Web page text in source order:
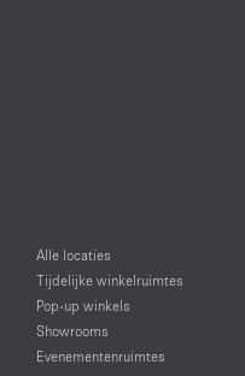
Alle locaties
Tijdelijke winkelruimtes
Pop-up winkels
Showrooms
Evenementenruimtes